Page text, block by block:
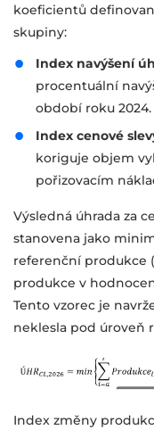
koeficientů
skupiny:
Index navýšení
procentuální
období roku 2024.
Index cenové
koriguje objem
pořizovacím
Výsledná úhrada za
stanovena jako
referenční produkce
produkce v
Tento vzorec je
neklesla pod úroveň
Index změny